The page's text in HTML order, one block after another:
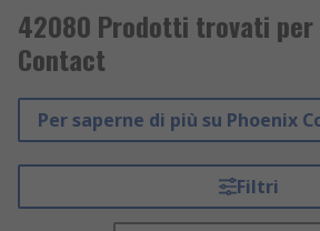
42080 Prodotti trovati per
Contact
Per saperne di più su Phoenix
Filtri